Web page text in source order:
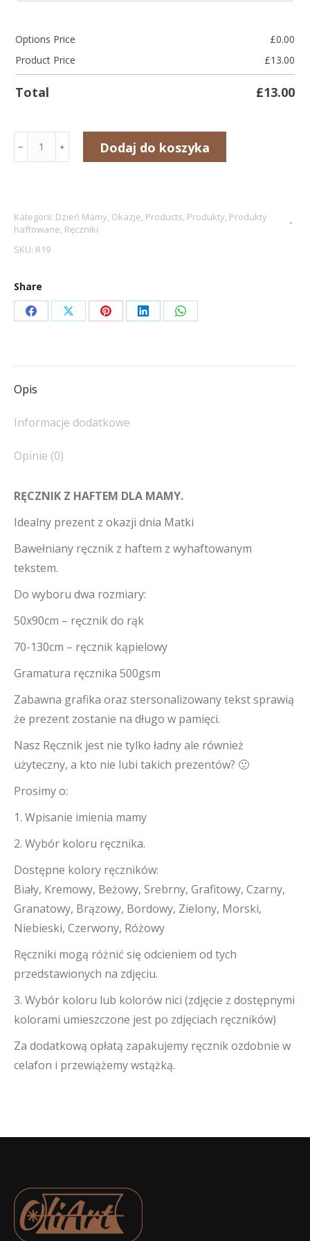
Options Price £0.00
Product Price
£13.00
Total £13.00
Ręcznik
dla
mamy
"Kochanej
﹣ ﹢ Dodaj do koszyka
Kategorii: Dzień Mamy, Okazje, Products, Produkty, Produkty
haftowane, Ręczniki
SKU: R19
Share
Share
Facebook
Share
X
Share
Pinterest
Share
LinkedIn
Share
WhatsApp
Opis
Informacje dodatkowe
Opinie (0)
RĘCZNIK Z HAFTEM DLA MAMY.
Idealny prezent z okazji dnia Matki
Bawełniany ręcznik z haftem z wyhaftowanym
tekstem.
Do wyboru dwa rozmiary:
50x90cm – ręcznik do rąk
70-130cm – ręcznik kąpielowy
Gramatura ręcznika 500gsm
Zabawna grafika oraz stersonalizowany tekst sprawią
że prezent zostanie na długo w pamięci.
Nasz Ręcznik jest nie tylko ładny ale również
użyteczny, a kto nie lubi takich prezentów? 🙂
Prosimy o:
1. Wpisanie imienia mamy
2. Wybór koloru ręcznika.
Dostępne kolory ręczników:
Biały, Kremowy, Beżowy, Srebrny, Grafitowy, Czarny,
Granatowy, Brązowy, Bordowy, Zielony, Morski,
Niebieski, Czerwony, Różowy
Ręczniki mogą różnić się odcieniem od tych
przedstawionych na zdjęciu.
3. Wybór koloru lub kolorów nici (zdjęcie z dostępnymi
kolorami umieszczone jest po zdjęciach ręczników)
Za dodatkową opłatą zapakujemy ręcznik ozdobnie w
celafon i przewiążemy wstążką.